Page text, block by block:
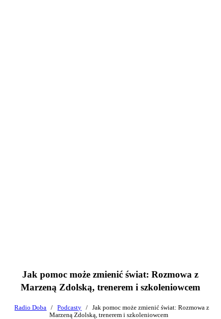
Jak pomoc może zmienić świat: Rozmowa z
Marzeną Zdolską, trenerem i szkoleniowcem
Radio Doba / Podcasty /
Jak pomoc może zmienić świat: Rozmowa z
Marzeną Zdolską, trenerem i szkoleniowcem